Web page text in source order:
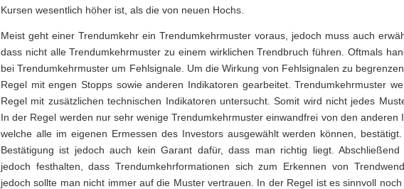
Kursen wesentlich höher ist, als die von neuen Hochs.
Meist geht einer Trendumkehr ein Trendumkehrmuster voraus, jedoch muss auch
dass nicht alle Trendumkehrmuster zu einem wirklichen Trendbruch führen. Oftmals
bei Trendumkehrmuster um Fehlsignale. Um die Wirkung von Fehlsignalen zu
Regel mit engen Stopps sowie anderen Indikatoren gearbeitet. Trendumkehrmuster
Regel mit zusätzlichen technischen Indikatoren untersucht. Somit wird nicht jedes
In der Regel werden nur sehr wenige Trendumkehrmuster einwandfrei von den anderen
welche alle im eigenen Ermessen des Investors ausgewählt werden können,
Bestätigung ist jedoch auch kein Garant dafür, dass man richtig liegt. Abschließend
jedoch festhalten, dass Trendumkehrformationen sich zum Erkennen von
jedoch sollte man nicht immer auf die Muster vertrauen. In der Regel ist es sinnvoll noch